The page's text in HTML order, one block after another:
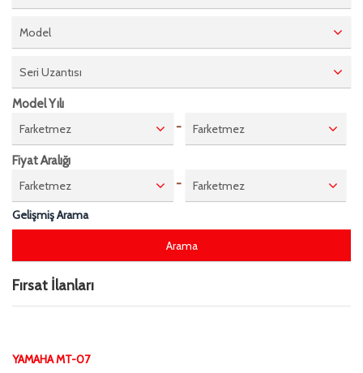
Model
Seri Uzantısı
Model Yılı
Farketmez
- Farketmez
Fiyat Aralığı
Farketmez
-
Farketmez
Gelişmiş Arama
Fırsat İlanları
YAMAHA MT-07